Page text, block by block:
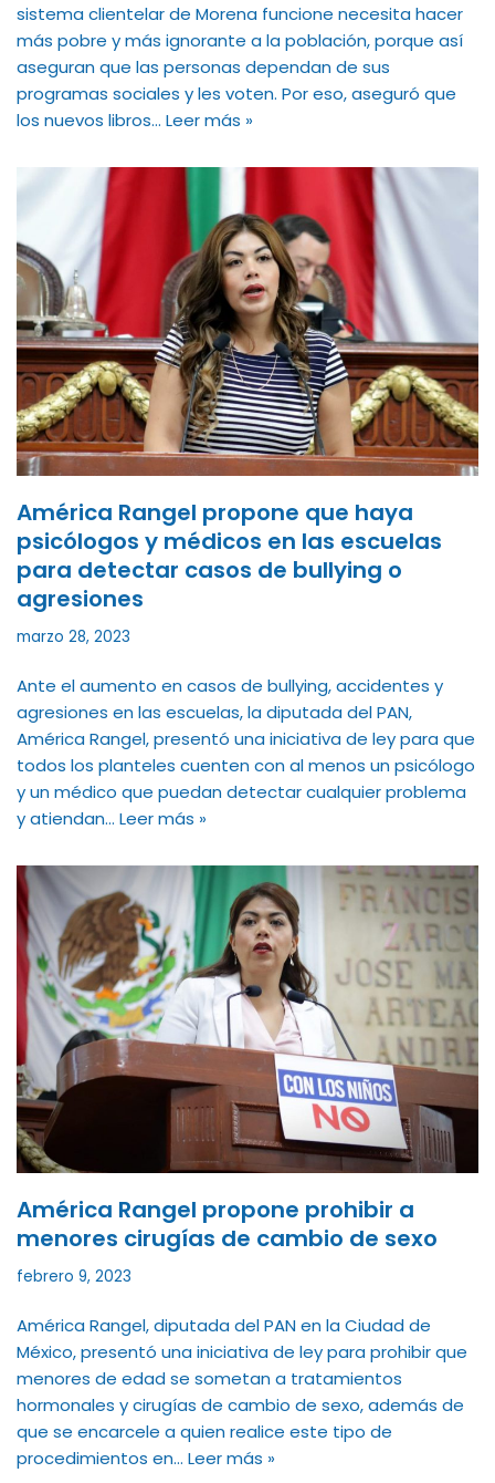
sistema clientelar de Morena funcione necesita hacer
más pobre y más ignorante a la población, porque así
aseguran que las personas dependan de sus
programas sociales y les voten. Por eso, aseguró que
los nuevos libros… Leer más »
América Rangel propone que haya
psicólogos y médicos en las escuelas
para detectar casos de bullying o
agresiones
marzo 28, 2023
Ante el aumento en casos de bullying, accidentes y
agresiones en las escuelas, la diputada del PAN,
América Rangel, presentó una iniciativa de ley para que
todos los planteles cuenten con al menos un psicólogo
y un médico que puedan detectar cualquier problema
y atiendan… Leer más »
América Rangel propone prohibir a
menores cirugías de cambio de sexo
febrero 9, 2023
América Rangel, diputada del PAN en la Ciudad de
México, presentó una iniciativa de ley para prohibir que
menores de edad se sometan a tratamientos
hormonales y cirugías de cambio de sexo, además de
que se encarcele a quien realice este tipo de
procedimientos en… Leer más »